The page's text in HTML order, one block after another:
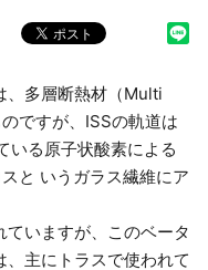
、多層断熱材（Multi
ですが、ISSの軌道は
る原子状酸素による
と いうガラス繊維にア
いますが、このベータ
主にトラスで使われて